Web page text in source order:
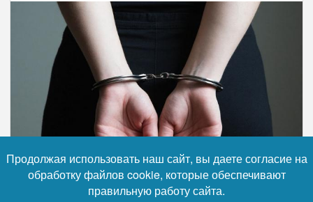
Продолжая использовать наш сайт, вы даете согласие на
обработку файлов cookie, которые обеспечивают
правильную работу сайта.